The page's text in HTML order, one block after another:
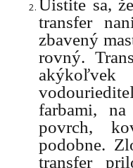
Uistite sa,
transfer
zbavený
rovný.
farbami,
povrch,
podobne.
transfer